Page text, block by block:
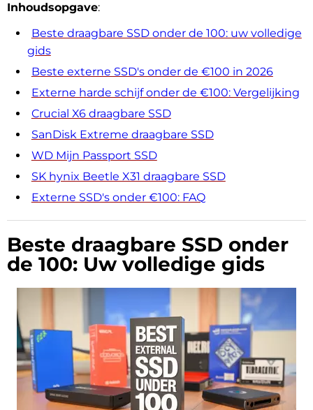
Inhoudsopgave:
Beste draagbare SSD onder de 100: uw volledige
gids
Beste externe SSD's onder de €100 in 2026
Externe harde schijf onder de €100: Vergelijking
Crucial X6 draagbare SSD
SanDisk Extreme draagbare SSD
WD Mijn Passport SSD
SK hynix Beetle X31 draagbare SSD
Externe SSD's onder €100: FAQ
Beste draagbare SSD onder
de 100: Uw volledige gids